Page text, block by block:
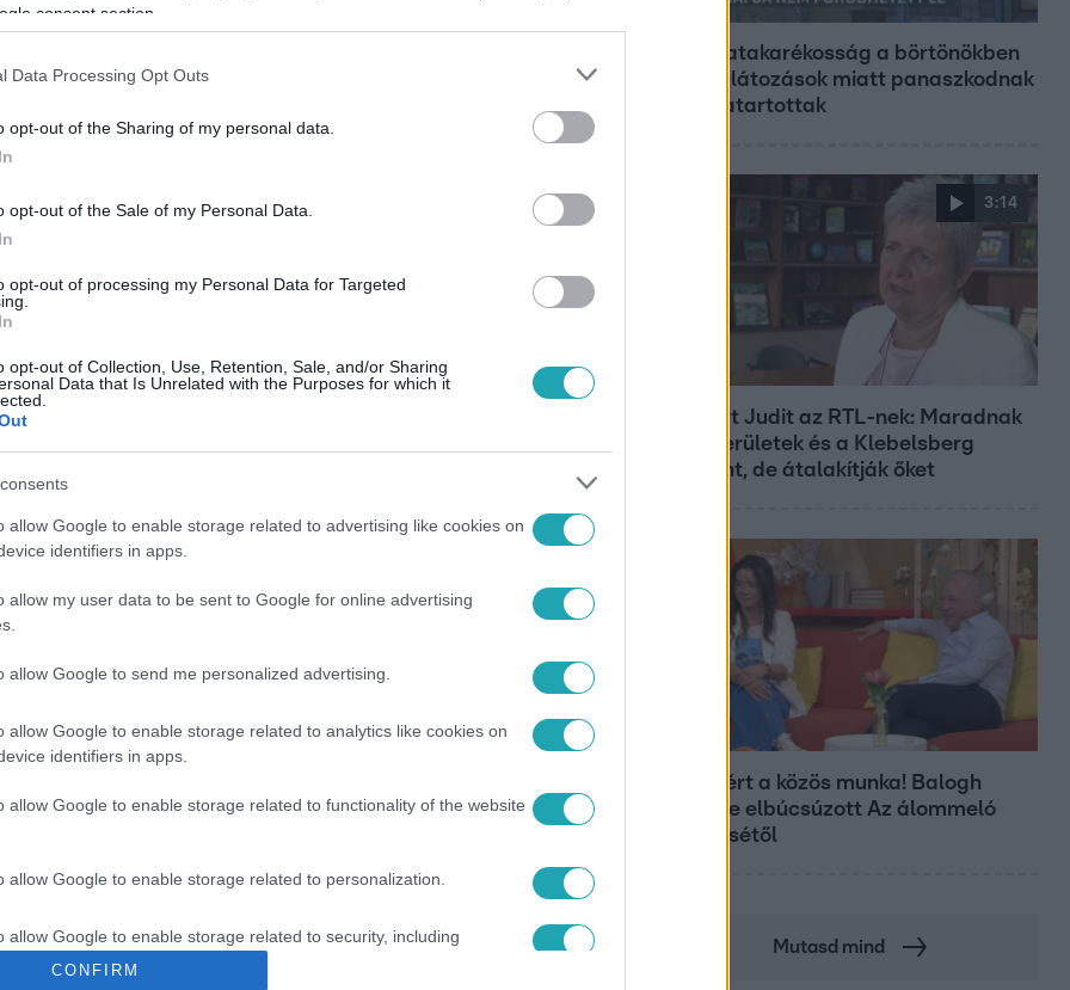
consent section.
Data Processing Opt Outs
opt-out of the Sharing of my personal data.
opt-out of the Sale of my Personal Data.
opt-out of processing my Personal Data for Targeted
opt-out of Collection, Use, Retention, Sale, and/or Sharing
Data that Is Unrelated with the Purposes for which it
allow Google to enable storage related to advertising like cookies on
identifiers in apps.
allow my user data to be sent to Google for online advertising
allow Google to send me personalized advertising.
allow Google to enable storage related to analytics like cookies on
identifiers in apps.
allow Google to enable storage related to functionality of the website
allow Google to enable storage related to personalization.
allow Google to enable storage related to security, including
functionality and fraud prevention, and other user protection.
CONFIRM
és arról beszélgettek műsorvezetőink,
a terveikről faggaták,A Konyhafőnök VIP
legyen a Google-találatokban!
RTL
Energiatakarékosság a börtönökben
is – korlátozások miatt panaszkodnak
a fogvatartottak
3:14
Lannert Judit az RTL-nek: Maradnak
a tankerületek és a Klebelsberg
Központ, de átalakítják őket
Véget ért a közös munka! Balogh
Levente elbúcsúzott Az álommeló
győztesétől
Mutasd mind